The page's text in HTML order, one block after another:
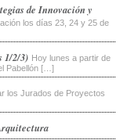
de Innovación y
los días 23, 24 y 25 de
1/2/3) Hoy lunes a partir de
Pabellón […]
los Jurados de Proyectos